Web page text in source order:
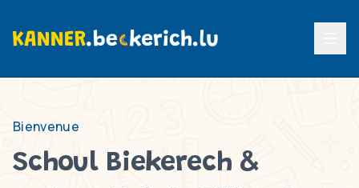
Bienvenue
Schoul Biekerech &